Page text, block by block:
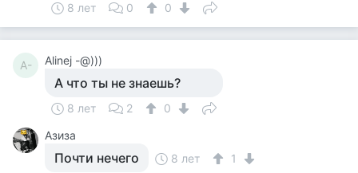
8 лет 0 0
A- Alinej -@)))
А что ты не знаешь?
8 лет 2
0
Азиза
Почти нечего 8 лет 1